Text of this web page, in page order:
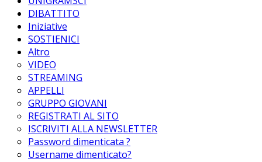
DIBATTITO
Iniziative
SOSTIENICI
Altro
VIDEO
STREAMING
APPELLI
GRUPPO GIOVANI
REGISTRATI AL SITO
ISCRIVITI ALLA NEWSLETTER
Password dimenticata ?
Username dimenticato?